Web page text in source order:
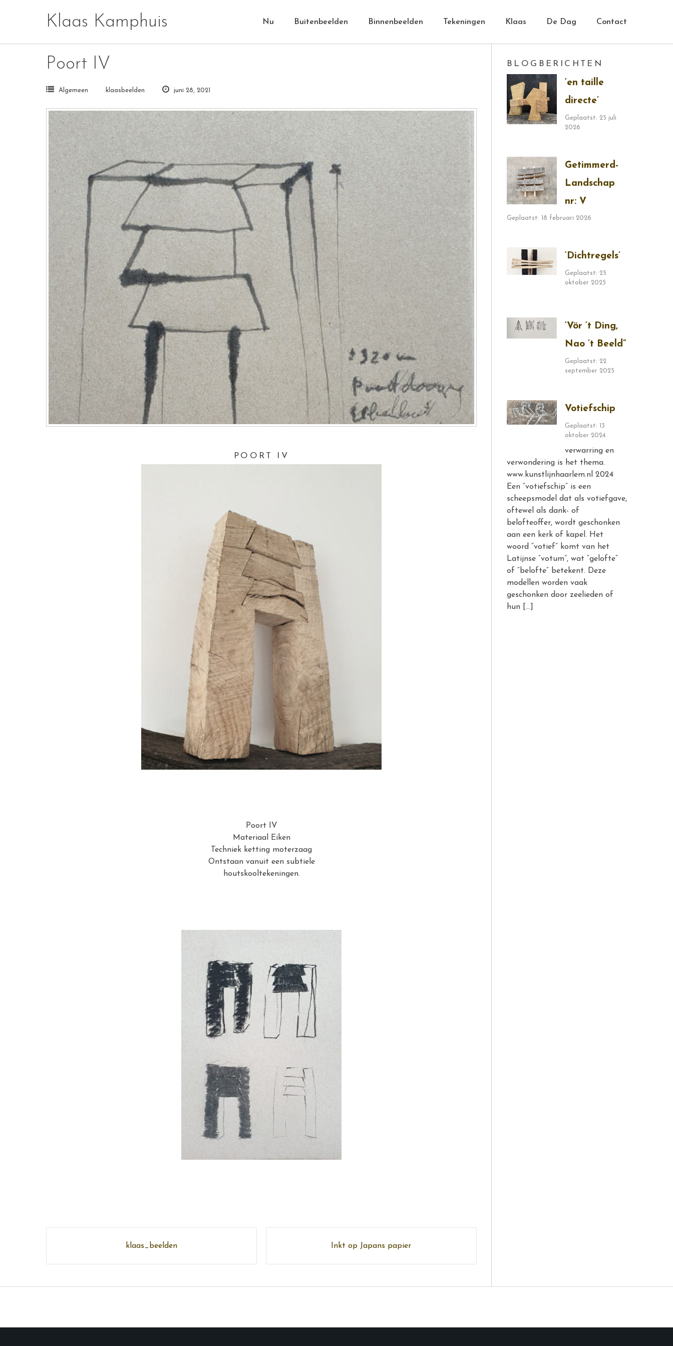
Klaas Kamphuis Nu Buitenbeelden Binnenbeelden Tekeningen Klaas De Dag Contact
Poort IV
Algemeen klaasbeelden juni 28, 2021
POORT IV
Poort IV
Materiaal Eiken
Techniek ketting moterzaag
Ontstaan vanuit een subtiele
houtskooltekeningen.
klaas_beelden Inkt op Japans papier
BLOGBERICHTEN
‘en taille
directe’
Geplaatst: 25 juli
2026
Getimmerd-
Landschap
nr: V
Geplaatst: 18 februari 2026
‘Dichtregels’
Geplaatst: 25
oktober 2025
‘Vör ’t Ding,
Nao ’t Beeld”
Geplaatst: 22
september 2025
Votiefschip
Geplaatst: 13
oktober 2024
verwarring en
verwondering is het thema.
www.kunstlijnhaarlem.nl 2024
Een “votiefschip” is een
scheepsmodel dat als votiefgave,
oftewel als dank- of
belofteoffer, wordt geschonken
aan een kerk of kapel. Het
woord “votief” komt van het
Latijnse “votum”, wat “gelofte”
of “belofte” betekent. Deze
modellen worden vaak
geschonken door zeelieden of
hun […]